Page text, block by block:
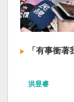
「有事衝
洪昱睿